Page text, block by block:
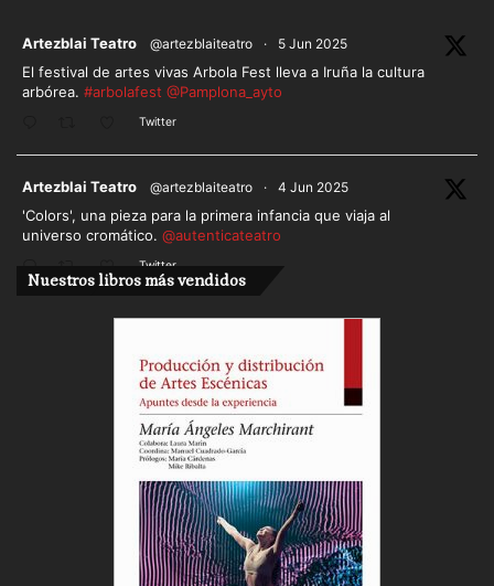
Artezblai Teatro @artezblaiteatro · 5 Jun 2025
El festival de artes vivas Arbola Fest lleva a Iruña la cultura
arbórea. #arbolafest @Pamplona_ayto
Twitter
Artezblai Teatro @artezblaiteatro · 4 Jun 2025
'Colors', una pieza para la primera infancia que viaja al
universo cromático. @autenticateatro
Twitter
Cargar más
Nuestros libros más vendidos